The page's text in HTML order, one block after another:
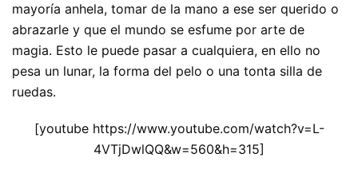
mayoría anhela, tomar de la mano a ese ser querido o
abrazarle y que el mundo se esfume por arte de
magia. Esto le puede pasar a cualquiera, en ello no
pesa un lunar, la forma del pelo o una tonta silla de
ruedas.
[youtube https://www.youtube.com/watch?v=L-
4VTjDwlQQ&w=560&h=315]